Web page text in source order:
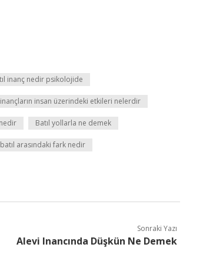
inanç nedir psikolojide
inançların insan üzerindeki etkileri nelerdir
Batıl yollarla ne demek
arasındaki fark nedir
Sonraki Yazı
Alevi Inancında Düşkün Ne Demek